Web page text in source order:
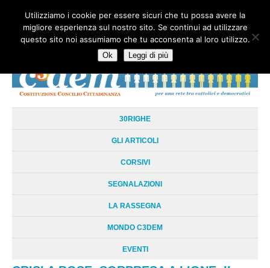
HOME CHI SIAMO LA RETE LE RADICI DOCUMENTAZIONE
AREE TEMATICHE
30RIGHE
GLI ARTICOLI
CORSIVI
SEGNALAZIONI
LA RASSEGNA
MONDO C3DEM
EVENTI
Utilizziamo i cookie per essere sicuri che tu possa avere la
migliore esperienza sul nostro sito. Se continui ad utilizzare
questo sito noi assumiamo che tu acconsenta al loro utilizzo.
Ok Leggi di più